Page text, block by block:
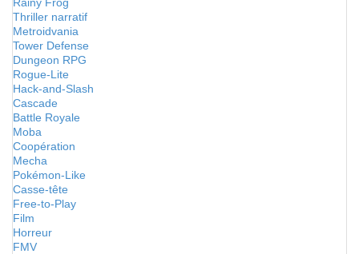
Thriller narratif
Metroidvania
Tower Defense
Dungeon RPG
Rogue-Lite
Hack-and-Slash
Cascade
Battle Royale
Moba
Coopération
Mecha
Pokémon-Like
Casse-tête
Free-to-Play
Film
Horreur
FMV